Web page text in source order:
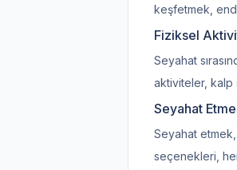
keşfetmek,
Fiziksel
Seyahat
aktiviteler, kalp
Seyahat
Seyahat etmek,
seçenekleri,